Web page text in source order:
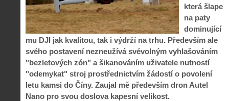
která šlape
na paty
dominující
mu DJI jak kvalitou, tak i výdrží na trhu. Především ale
svého postavení nezneužívá svévolným vyhlašováním
"bezletových zón" a šikanováním uživatele nutností
"odemykat" stroj prostřednictvím žádostí o povolení
letu kamsi do Číny. Zaujal mě především dron Autel
Nano pro svou doslova kapesní velikost.